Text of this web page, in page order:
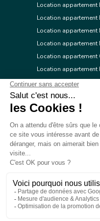
© 2026 Réseau
Location appartement
Location appartement
Location appartement
Location
Location appartement
Location appartement
Location appartement
Location appartement
Location appartement
Location appartement
Location appartement